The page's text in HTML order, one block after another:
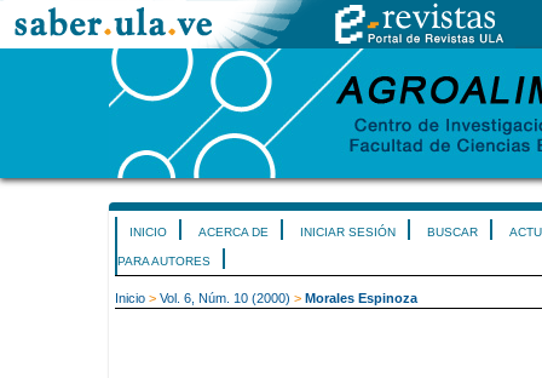
INICIO ACERCA DE INICIAR SESIÓN BUSCAR
PARA AUTORES
Inicio > Vol. 6, Núm. 10 (2000) > Morales Espinoza